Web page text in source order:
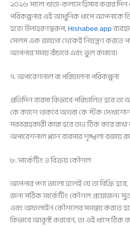
২০২৬ সালে খাতা-কলমে হিসাব করার দিন
পরিকল্পনার এই আধুনিক ধাপে আপনাকে
হবে। উদাহরণস্বরূপ,Hishabee app
সেলস এক জায়গা থেকেই নিয়ন্ত্রণ করতে
আপনার সময় বাঁচাবে এবং ভুল কমাবে।
৭. অপারেশনাল বা পরিচালনা পরিকল্পনা
প্রতিদিন ব্যবসা কিভাবে পরিচালিত
কে ক্যাশে থাকবে অথবা কে স্টক
সরবরাহকারী কারা হবে তাও ঠিক করে
অপারেশনাল প্ল্যান ব্যবসার শৃঙ্খলা বজায়
৮. মার্কেটিং ও বিক্রয় কৌশল
আপনার পণ্য ভালো হলেই যে তা বিক্রি
জন্য সঠিক মার্কেটিং কৌশল প্রয়োজন।
এবং অফলাইন কৌশলের সমন্বয় করতে
কিভাবে আকৃষ্ট করবেন, তা এই ধাপে ঠিক